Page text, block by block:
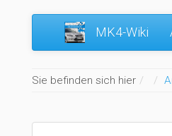
MK4-Wiki
Sie befinden sich hier